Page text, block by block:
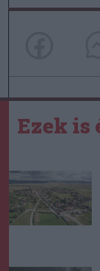
Ezek is